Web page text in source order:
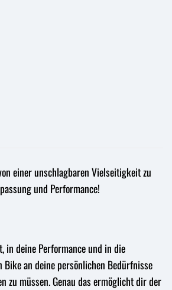
einer unschlagbaren Vielseitigkeit zu
und Performance!
in deine Performance und in die
an deine persönlichen Bedürfnisse
zu müssen. Genau das ermöglicht dir der